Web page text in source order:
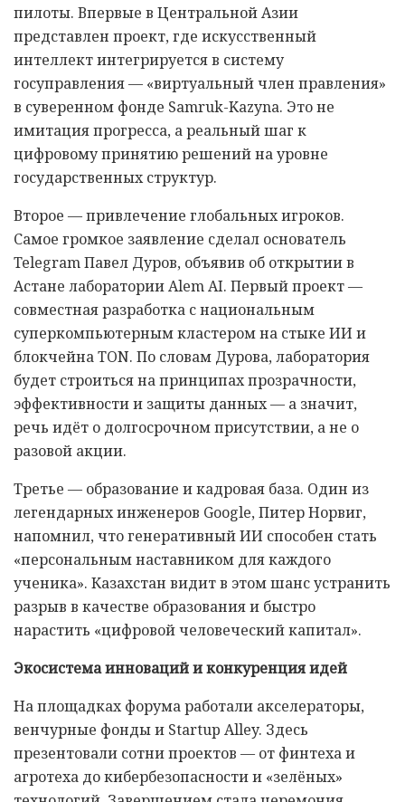
пилоты. Впервые в Центральной Азии
представлен проект, где искусственный
интеллект интегрируется в систему
госуправления — «виртуальный член правления»
в суверенном фонде Samruk-Kazyna. Это не
имитация прогресса, а реальный шаг к
цифровому принятию решений на уровне
государственных структур.
Второе — привлечение глобальных игроков.
Самое громкое заявление сделал основатель
Telegram Павел Дуров, объявив об открытии в
Астане лаборатории Alem AI. Первый проект —
совместная разработка с национальным
суперкомпьютерным кластером на стыке ИИ и
блокчейна TON. По словам Дурова, лаборатория
будет строиться на принципах прозрачности,
эффективности и защиты данных — а значит,
речь идёт о долгосрочном присутствии, а не о
разовой акции.
Третье — образование и кадровая база. Один из
легендарных инженеров Google, Питер Норвиг,
напомнил, что генеративный ИИ способен стать
«персональным наставником для каждого
ученика». Казахстан видит в этом шанс устранить
разрыв в качестве образования и быстро
нарастить «цифровой человеческий капитал».
Экосистема инноваций и конкуренция идей
На площадках форума работали акселераторы,
венчурные фонды и Startup Alley. Здесь
презентовали сотни проектов — от финтеха и
агротеха до кибербезопасности и «зелёных»